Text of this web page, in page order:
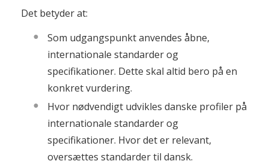
Det betyder at:
Som udgangspunkt anvendes åbne,
internationale standarder og
specifikationer. Dette skal altid bero på en
konkret vurdering.
Hvor nødvendigt udvikles danske profiler på
internationale standarder og
specifikationer. Hvor det er relevant,
oversættes standarder til dansk.